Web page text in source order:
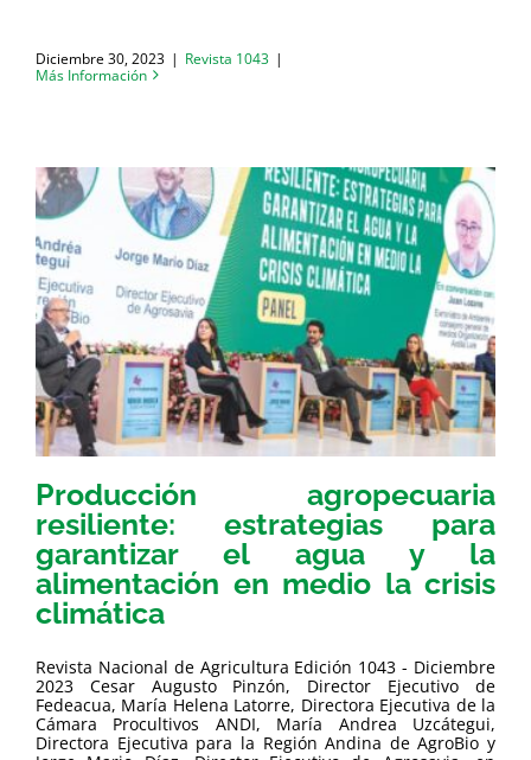
Diciembre 30, 2023 | Revista 1043 |
Más Información
Producción agropecuaria
resiliente: estrategias para
garantizar el agua y la
alimentación en medio la crisis
climática
Revista Nacional de Agricultura Edición 1043 - Diciembre
2023 Cesar Augusto Pinzón, Director Ejecutivo de
Fedeacua, María Helena Latorre, Directora Ejecutiva de la
Cámara Procultivos ANDI, María Andrea Uzcátegui,
Directora Ejecutiva para la Región Andina de AgroBio y